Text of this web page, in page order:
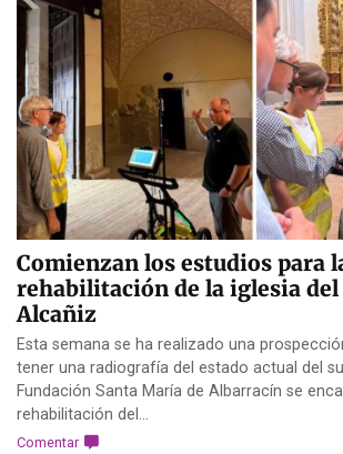
Comienzan los estudios para
rehabilitación de la iglesia del
Alcañiz
Esta semana se ha realizado una
tener una radiografía del estado actual del
Fundación Santa María de Albarracín se
rehabilitación del...
Comentar